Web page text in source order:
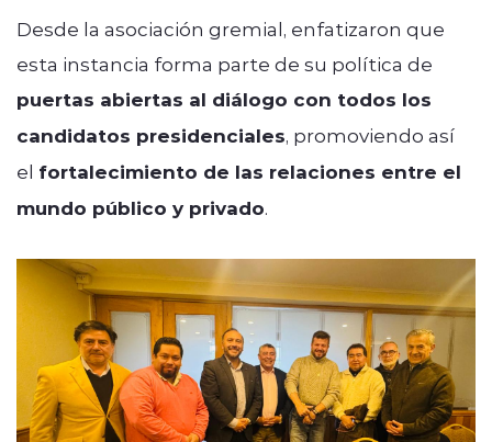
Desde la asociación gremial, enfatizaron que
esta instancia forma parte de su política de
puertas abiertas al diálogo con todos los
candidatos presidenciales, promoviendo así
el fortalecimiento de las relaciones entre el
mundo público y privado.